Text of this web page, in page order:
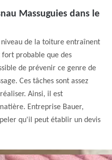
Massuguies dans le
niveau de la toiture entraînent
fort probable que des
de prévenir ce genre de
Ces tâches sont assez
Ainsi, il est
Entreprise Bauer,
qu'il peut établir un devis